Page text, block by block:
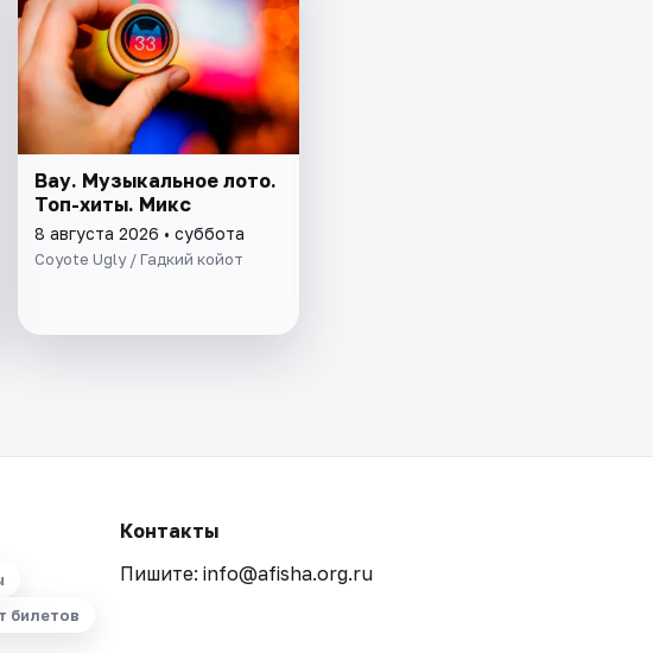
Вау. Музыкальное лото.
Топ-хиты. Микс
8 августа 2026 • суббота
Coyote Ugly / Гадкий койот
билетов
Контакты
Пишите: info@afisha.org.ru